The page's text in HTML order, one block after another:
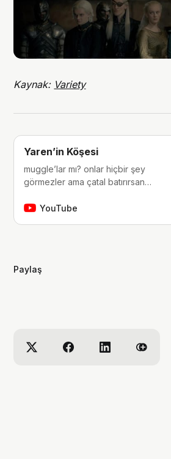
Kaynak: Variety
Yaren’in Köşesi
muggle’lar mı? onlar hiçbir şey
görmezler ama çatal batırırsan
çocukluğumdan beri tutkunu olduğum
de bana eşlik etmek isterseniz,
YouTube
Paylaş